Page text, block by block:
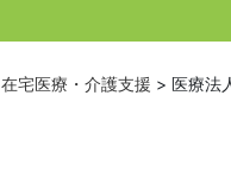
在宅医療・介護支援 > 医療法